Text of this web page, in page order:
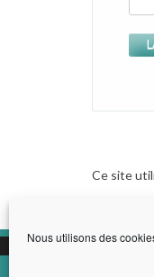
Nous utilisons des
Ce site